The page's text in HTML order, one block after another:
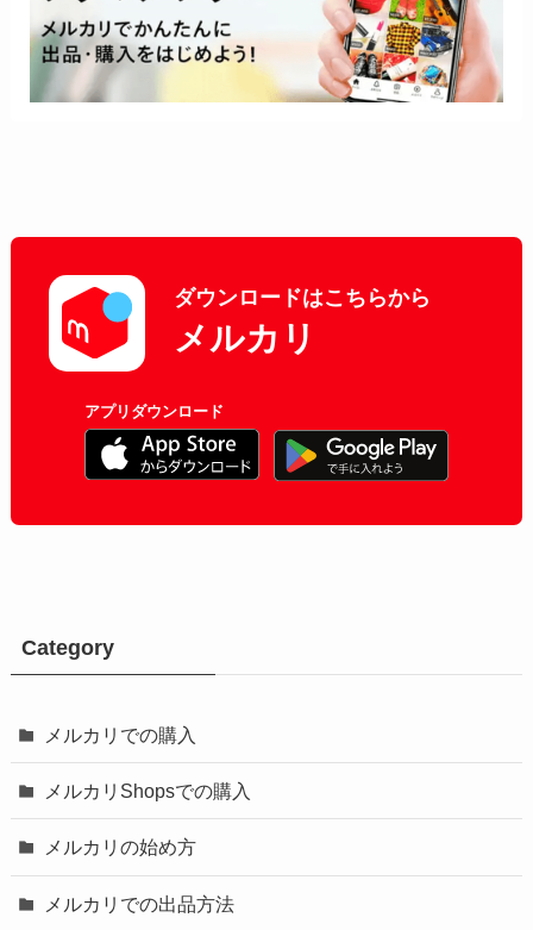
ダウンロードはこちらから
メルカリ
アプリダウンロード
Category
メルカリでの購入
メルカリShopsでの購入
メルカリの始め方
メルカリでの出品方法